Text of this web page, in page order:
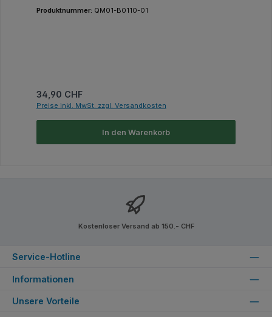
Produktnummer: QM01-B0110-01
Regulärer Preis:
34,90 CHF
Preise inkl. MwSt. zzgl. Versandkosten
In den Warenkorb
Kostenloser Versand ab 150.- CHF
Service-Hotline
Informationen
Unsere Vorteile